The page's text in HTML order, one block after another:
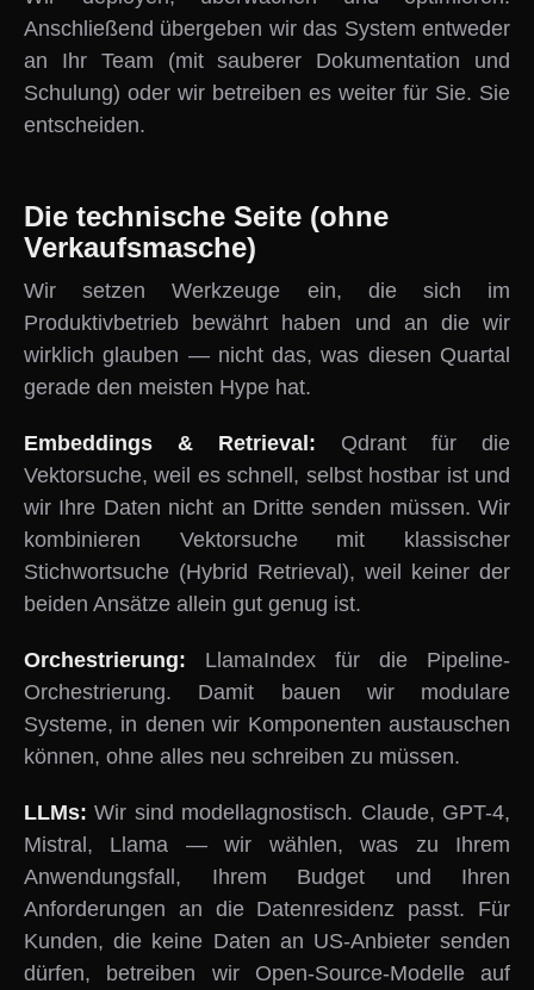
Anschließend übergeben wir das System entweder
an Ihr Team (mit sauberer Dokumentation und
Schulung) oder wir betreiben es weiter für Sie. Sie
entscheiden.
Die technische Seite (ohne
Verkaufsmasche)
Wir setzen Werkzeuge ein, die sich im
Produktivbetrieb bewährt haben und an die wir
wirklich glauben — nicht das, was diesen Quartal
gerade den meisten Hype hat.
Embeddings & Retrieval: Qdrant für die
Vektorsuche, weil es schnell, selbst hostbar ist und
wir Ihre Daten nicht an Dritte senden müssen. Wir
kombinieren Vektorsuche mit klassischer
Stichwortsuche (Hybrid Retrieval), weil keiner der
beiden Ansätze allein gut genug ist.
Orchestrierung: LlamaIndex für die Pipeline-
Orchestrierung. Damit bauen wir modulare
Systeme, in denen wir Komponenten austauschen
können, ohne alles neu schreiben zu müssen.
LLMs:Wir sind modellagnostisch. Claude, GPT-4,
Mistral, Llama — wir wählen, was zu Ihrem
Anwendungsfall, Ihrem Budget und Ihren
Anforderungen an die Datenresidenz passt. Für
Kunden, die keine Daten an US-Anbieter senden
dürfen, betreiben wir Open-Source-Modelle auf